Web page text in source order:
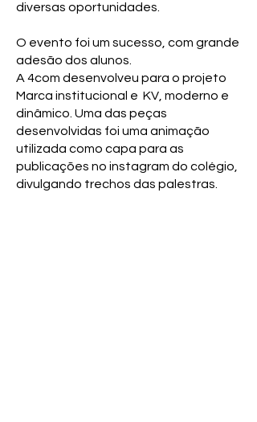
diversas oportunidades.
O evento foi um sucesso, com grande
adesão dos alunos.
​A 4com desenvolveu para o projeto
Marca institucional e KV, moderno e
dinâmico. ​Uma das peças
desenvolvidas foi uma animação
utilizada como capa para as
publicações no instagram do colégio,
divulgando trechos das palestras.